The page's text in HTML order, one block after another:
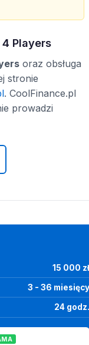
Players
oraz obsługa
stronie
. CoolFinance.pl
prowadzi
15 000 zł
3 - 36 miesięcy
24 godz.